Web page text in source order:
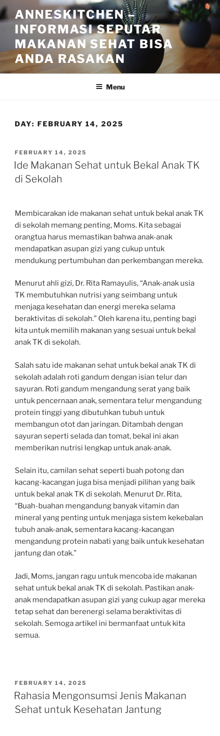
Skip
to
content
ANNESKITCHEN –
INFORMASI SEPUTAR
MAKANAN SEHAT BISA
ANDA RASAKAN
Menu
DAY: FEBRUARY 14, 2025
POSTED
ON
FEBRUARY 14, 2025
Ide Makanan Sehat untuk Bekal Anak TK
di Sekolah
Membicarakan ide makanan sehat untuk bekal anak TK
di sekolah memang penting, Moms. Kita sebagai
orangtua harus memastikan bahwa anak-anak
mendapatkan asupan gizi yang cukup untuk
mendukung pertumbuhan dan perkembangan mereka.
Menurut ahli gizi, Dr. Rita Ramayulis, “Anak-anak usia
TK membutuhkan nutrisi yang seimbang untuk
menjaga kesehatan dan energi mereka selama
beraktivitas di sekolah.” Oleh karena itu, penting bagi
kita untuk memilih makanan yang sesuai untuk bekal
anak TK di sekolah.
Salah satu ide makanan sehat untuk bekal anak TK di
sekolah adalah roti gandum dengan isian telur dan
sayuran. Roti gandum mengandung serat yang baik
untuk pencernaan anak, sementara telur mengandung
protein tinggi yang dibutuhkan tubuh untuk
membangun otot dan jaringan. Ditambah dengan
sayuran seperti selada dan tomat, bekal ini akan
memberikan nutrisi lengkap untuk anak-anak.
Selain itu, camilan sehat seperti buah potong dan
kacang-kacangan juga bisa menjadi pilihan yang baik
untuk bekal anak TK di sekolah. Menurut Dr. Rita,
“Buah-buahan mengandung banyak vitamin dan
mineral yang penting untuk menjaga sistem kekebalan
tubuh anak-anak, sementara kacang-kacangan
mengandung protein nabati yang baik untuk kesehatan
jantung dan otak.”
Jadi, Moms, jangan ragu untuk mencoba ide makanan
sehat untuk bekal anak TK di sekolah. Pastikan anak-
anak mendapatkan asupan gizi yang cukup agar mereka
tetap sehat dan berenergi selama beraktivitas di
sekolah. Semoga artikel ini bermanfaat untuk kita
semua.
POSTED
ON
FEBRUARY 14, 2025
Rahasia Mengonsumsi Jenis Makanan
Sehat untuk Kesehatan Jantung